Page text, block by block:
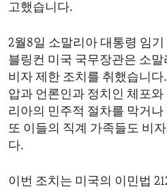
고했습니다.
2월8일 소말리아 대통령 임기
블링컨 미국 국무장관은 소말
비자 제한 조치를 취했습니
압과 언론인과 정치인 체포
리아의 민주적 절차를 막거
또 이들의 직계 가족들도 비
다.
이번 조치는 미국의 이민법